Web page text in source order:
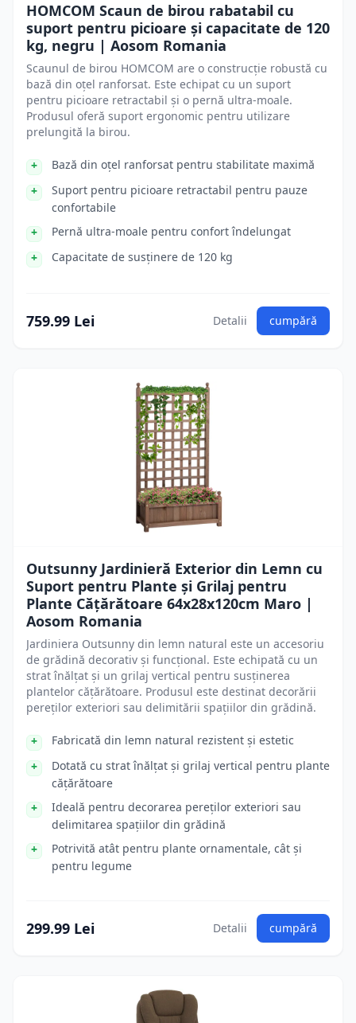
HOMCOM Scaun de birou rabatabil cu
suport pentru picioare și capacitate de 120
kg, negru | Aosom Romania
Scaunul de birou HOMCOM are o construcție robustă cu
bază din oțel ranforsat. Este echipat cu un suport
pentru picioare retractabil și o pernă ultra-moale.
Produsul oferă suport ergonomic pentru utilizare
prelungită la birou.
Bază din oțel ranforsat pentru stabilitate maximă
Suport pentru picioare retractabil pentru pauze
confortabile
Pernă ultra-moale pentru confort îndelungat
Capacitate de susținere de 120 kg
759.99 Lei Detalii cumpără
Outsunny Jardinieră Exterior din Lemn cu
Suport pentru Plante și Grilaj pentru
Plante Cățărătoare 64x28x120cm Maro |
Aosom Romania
Jardiniera Outsunny din lemn natural este un accesoriu
de grădină decorativ și funcțional. Este echipată cu un
strat înălțat și un grilaj vertical pentru susținerea
plantelor cățărătoare. Produsul este destinat decorării
pereților exteriori sau delimitării spațiilor din grădină.
Fabricată din lemn natural rezistent și estetic
Dotată cu strat înălțat și grilaj vertical pentru plante
cățărătoare
Ideală pentru decorarea pereților exteriori sau
delimitarea spațiilor din grădină
Potrivită atât pentru plante ornamentale, cât și
pentru legume
299.99 Lei Detalii cumpără